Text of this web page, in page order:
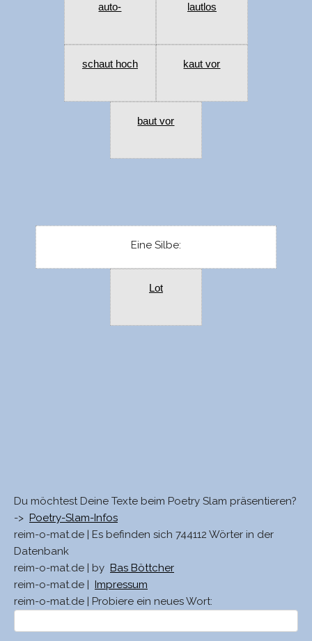
auto- lautlos
schaut hoch kaut vor
baut vor
Eine Silbe:
Lot
Du möchtest Deine Texte beim Poetry Slam präsentieren?
-> Poetry-Slam-Infos
reim-o-mat.de | Es befinden sich 744112 Wörter in der
Datenbank
reim-o-mat.de | by Bas Böttcher
reim-o-mat.de |
Impressum
reim-o-mat.de | Probiere ein neues Wort: